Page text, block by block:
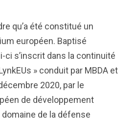
qu’a été constitué un
européen. Baptisé
ci s’inscrit dans la continuité
» conduit par MBDA et
2020, par le
de développement
de la défense